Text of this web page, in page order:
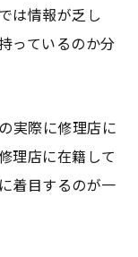
は情報が乏し
っているのか分
実際に修理店に
理店に在籍して
着目するのが一